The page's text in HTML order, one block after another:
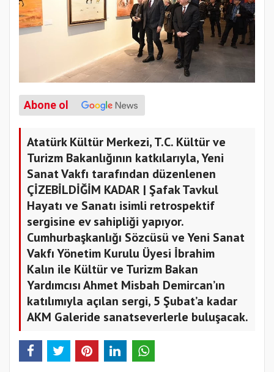
Abone ol
Atatürk Kültür Merkezi, T.C. Kültür ve
Turizm Bakanlığının katkılarıyla, Yeni
Sanat Vakfı tarafından düzenlenen
ÇİZEBİLDİĞİM KADAR | Şafak Tavkul
Hayatı ve Sanatı isimli retrospektif
sergisine ev sahipliği yapıyor.
Cumhurbaşkanlığı Sözcüsü ve Yeni Sanat
Vakfı Yönetim Kurulu Üyesi İbrahim
Kalın ile Kültür ve Turizm Bakan
Yardımcısı Ahmet Misbah Demircan’ın
katılımıyla açılan sergi, 5 Şubat’a kadar
AKM Galeride sanatseverlerle buluşacak.